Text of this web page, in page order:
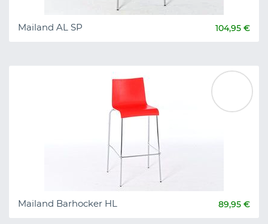
Mailand AL SP 104,95 €
Mailand Barhocker HL 89,95 €